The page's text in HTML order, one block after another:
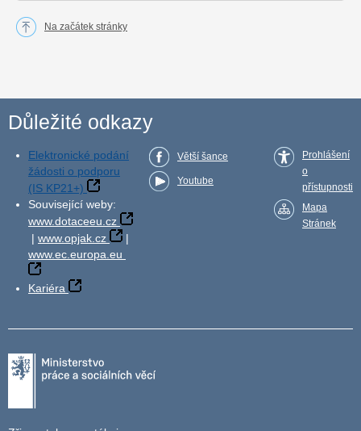
Na začátek stránky
Důležité odkazy
Elektronické podání
žádosti o podporu
(IS KP21+)
Související weby:
www.dotaceeu.cz
| www.opjak.cz
|
www.ec.europa.eu
Kariéra
Větší šance
Youtube
Prohlášení
o
přístupnosti
Mapa
Stránek